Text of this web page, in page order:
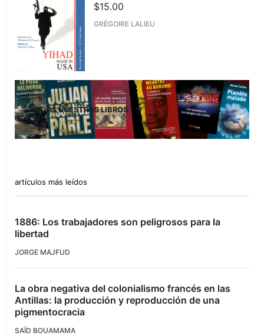
$15.00
GRÉGOIRE LALIEU
TODOS NUESTROS LIBROS
artículos más leídos
1886: Los trabajadores son peligrosos para la
libertad
JORGE MAJFUD
La obra negativa del colonialismo francés en las
Antillas: la producción y reproducción de una
pigmentocracia
SAÏD BOUAMAMA